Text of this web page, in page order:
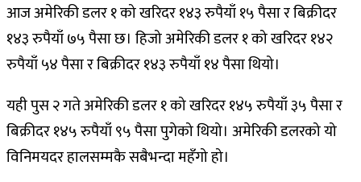
आज अमेरिकी डलर १ को खरिदर १४३ रुपैयाँ १५ पैसा र बिक्रीदर
१४३ रुपैयाँ ७५ पैसा छ। हिजो अमेरिकी डलर १ को खरिदर १४२
रुपैयाँ ५४ पैसा र बिक्रीदर १४३ रुपैयाँ १४ पैसा थियो।
यही पुस २ गते अमेरिकी डलर १ को खरिदर १४५ रुपैयाँ ३५ पैसा र
बिक्रीदर १४५ रुपैयाँ ९५ पैसा पुगेको थियो। अमेरिकी डलरको यो
विनिमयदर हालसम्मकै सबैभन्दा महँगो हो।